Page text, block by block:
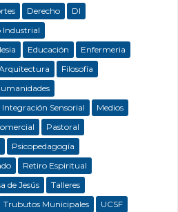
Derecho
DI
Industrial
Educación
Enfermeria
Filosofía
Integración Sensorial
Medios
Pastoral
Psicopedagogía
Retiro Espiritual
de Jesús
Talleres
Trubutos Municipales UCSF